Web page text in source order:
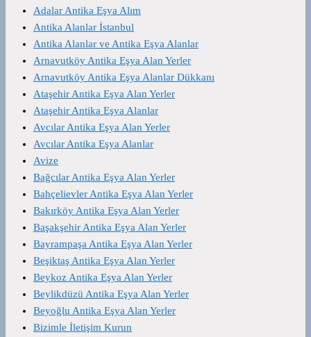
Adalar Antika Eşya Alım
Antika Alanlar İstanbul
Antika Alanlar ve Antika Eşya Alanlar
Arnavutköy Antika Eşya Alan Yerler
Arnavutköy Antika Eşya Alanlar Dükkanı
Ataşehir Antika Eşya Alan Yerler
Ataşehir Antika Eşya Alanlar
Avcılar Antika Eşya Alan Yerler
Avcılar Antika Eşya Alanlar
Avize
Bağcılar Antika Eşya Alan Yerler
Bahçelievler Antika Eşya Alan Yerler
Bakırköy Antika Eşya Alan Yerler
Başakşehir Antika Eşya Alan Yerler
Bayrampaşa Antika Eşya Alan Yerler
Beşiktaş Antika Eşya Alan Yerler
Beykoz Antika Eşya Alan Yerler
Beylikdüzü Antika Eşya Alan Yerler
Beyoğlu Antika Eşya Alan Yerler
Bizimle İletişim Kurun